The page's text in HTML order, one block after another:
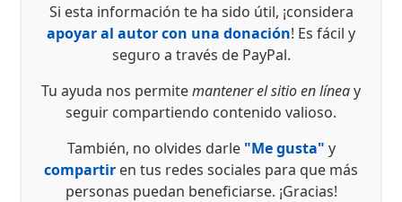
Si esta información te ha sido útil, ¡considera
apoyar al autor con una donación! Es fácil y
seguro a través de PayPal.
Tu ayuda nos permitemantener el sitio en líneay
seguir compartiendo contenido valioso.
También, no olvides darle "Me gusta" y
compartir en tus redes sociales para que más
personas puedan beneficiarse. ¡Gracias!